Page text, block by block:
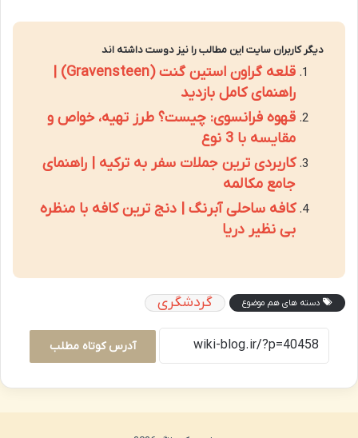
دیگر کاربران سایت این مطالب را نیز دوست داشته اند
قلعه گراون استین گنت (Gravensteen) |
راهنمای کامل بازدید
قهوه فرانسوی: چیست؟ طرز تهیه، خواص و
مقایسه با 3 نوع
کاربردی ترین جملات سفر به ترکیه | راهنمای
جامع مکالمه
کافه ساحلی آبرنگ | دنج ترین کافه با منظره
بی نظیر دریا
دسته های هم موضوع گردشگری
آدرس کوتاه مطلب